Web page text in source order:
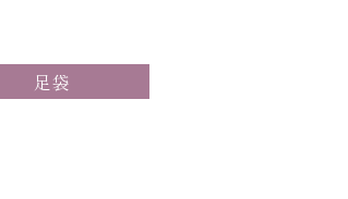
足袋